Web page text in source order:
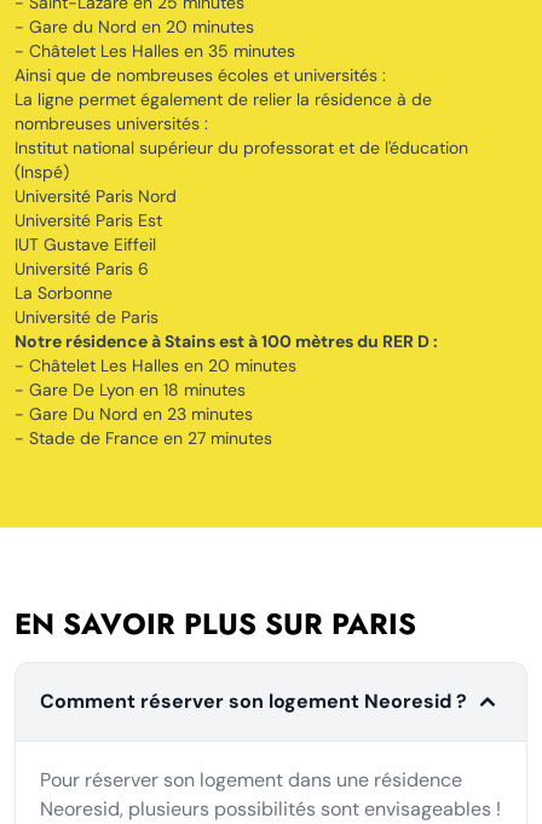
- Gare du Nord en 20 minutes
- Châtelet Les Halles en 35 minutes
Ainsi que de nombreuses écoles et universités :
La ligne permet également de relier la résidence à de
nombreuses universités :
Institut national supérieur du professorat et de l'éducation
(Inspé)
Université Paris Nord
Université Paris Est
IUT Gustave Eiffeil
Université Paris 6
La Sorbonne
Université de Paris
Notre résidence à Stains est à 100 mètres du RER D :
- Châtelet Les Halles en 20 minutes
- Gare De Lyon en 18 minutes
- Gare Du Nord en 23 minutes
- Stade de France en 27 minutes
EN SAVOIR PLUS SUR PARIS
Comment réserver son logement Neoresid ?
Pour réserver son logement dans une résidence
Neoresid, plusieurs possibilités sont envisageables !